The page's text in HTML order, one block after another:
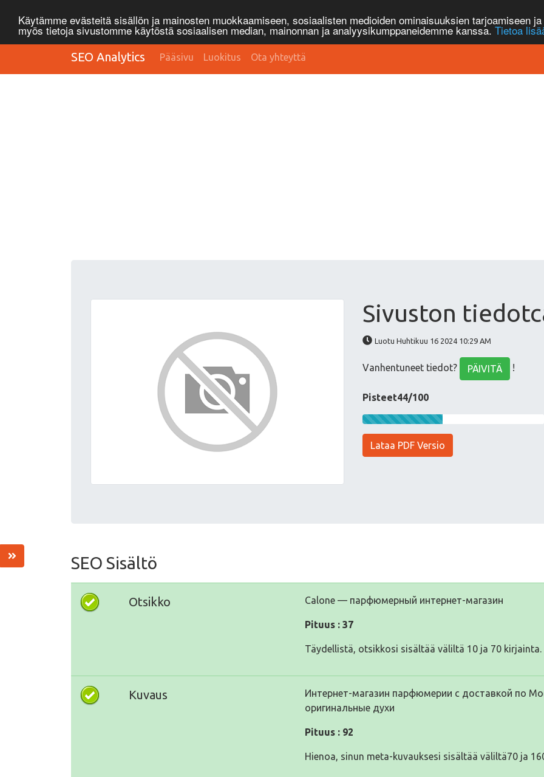
Käytämme evästeitä sisällön ja mainosten muokkaamiseen, sosiaalisten medioiden ominaisuuksien tarjoamiseen
myös tietoja sivustomme käytöstä sosiaalisen median, mainonnan ja analyysikumppaneidemme kanssa. Tietoa
SEO Analytics Pääsivu Luokitus Ota yhteyttä
Sivuston
Luotu Huhtikuu 16 2024 10:29 AM
Vanhentuneet tiedot? PÄIVITÄ !
Pisteet44/100
Lataa PDF Versio
SEO Sisältö
Otsikko Calone — парфюмерный интернет-магазин
Pituus : 37
Täydellistä, otsikkosi sisältää väliltä 10 ja 70 kirjainta.
Kuvaus
Интернет-магазин парфюмерии с доставкой по
оригинальные духи
Pituus : 92
Hienoa, sinun meta-kuvauksesi sisältää väliltä70 ja